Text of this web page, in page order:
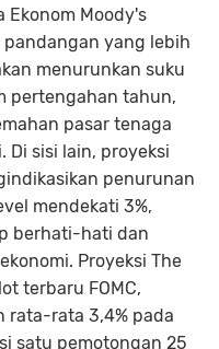
Ekonom Moody's
yang lebih
menurunkan suku
pertengahan tahun,
pasar tenaga
Di sisi lain, proyeksi
penurunan
mendekati 3%,
berhati-hati dan
Proyeksi The
terbaru FOMC,
rata-rata 3,4% pada
satu pemotongan 25